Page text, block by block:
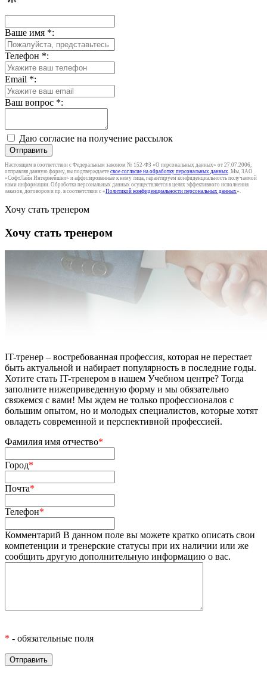
Ваше имя *:
Телефон *:
Email *:
Ваш вопрос *:
Даю согласие на получение рассылок
Отправить
Настоящим в соответствии с Федеральным законом № 152-ФЗ «О персональных данных» от 27.07.2006,
отправляя данную форму, вы подтверждаете свое согласие на обработку персональных данных . Мы, ЗАО
«СофтЛайн Интернейшнл» и аффилированные к нему лица, гарантируем конфиденциальность получаемой
нами информации. Обработка персональных данных осуществляется в целях эффективного исполнения
заказов, договоров и пр. в соответствии с «Политикой конфиденциальности персональных данных».
Хочу стать тренером
Хочу стать тренером
IT-тренер – востребованная профессия, которая не перестает
быть актуальной и набирает популярность в последние годы.
Хотите стать IT-тренером в нашем Учебном центре? Тогда
заполните нижеприведенную форму и мы обязательно
свяжемся с вами! Мы ждем не только профессионалов с
большим опытом, но и молодых специалистов, которые хотят
овладеть современной и перспективной профессией.
Фамилия имя отчество*
Город*
Почта*
Телефон*
Комментарий В данном поле вы можете кратко описать свои
компетенции и тренерские статусы при их наличии или же
сообщить другую дополнительную информацию о вас.
* - обязательные поля